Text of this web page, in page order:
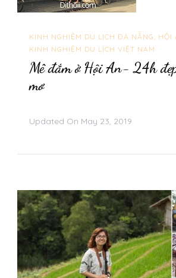
KINH NGHIỆM DU LỊCH ĐÀ NẴNG, HỘI
KINH NGHIỆM DU LỊCH VIỆT NAM
Mê đắm ở Hội An- 24h
mơ
Updated On May 23, 2019